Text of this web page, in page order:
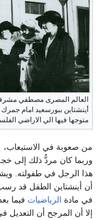
العالم المصرى مصطفي
أينشتاين ببورسعيد امام جمرك
متوجها فيها الي الاراضي
من صعوبة في الاستيعاب،
وربما كان مردُّ ذلك إلى
هذا الرجل في طفولته.
أن أينشتاين الطفل قد
في مادة الرياضيات فيما
إلا أن المرجح أن التعديل